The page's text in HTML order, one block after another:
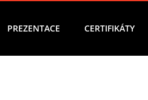
PREZENTACE CERTIFIKÁTY